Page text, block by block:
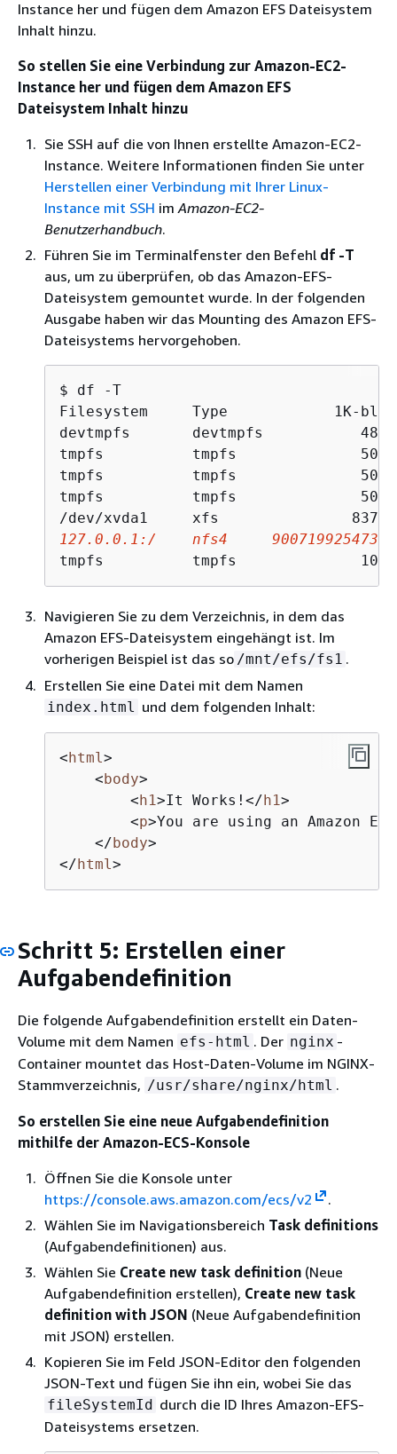
Instance her und fügen dem Amazon EFS Dateisystem
Inhalt hinzu.
So stellen Sie eine Verbindung zur Amazon-EC2-
Instance her und fügen dem Amazon EFS
Dateisystem Inhalt hinzu
Sie SSH auf die von Ihnen erstellte Amazon-EC2-
Instance. Weitere Informationen finden Sie unter
Herstellen einer Verbindung mit Ihrer Linux-
Instance mit SSH imAmazon-EC2-
Benutzerhandbuch.
Führen Sie im Terminalfenster den Befehl df -T
aus, um zu überprüfen, ob das Amazon-EFS-
Dateisystem gemountet wurde. In der folgenden
Ausgabe haben wir das Mounting des Amazon EFS-
Dateisystems hervorgehoben.
$ df -T
Filesystem     Type            1K-
devtmpfs       devtmpfs
tmpfs          tmpfs
tmpfs          tmpfs
tmpfs          tmpfs
127.0.0.1:/    nfs4
tmpfs          tmpfs
Navigieren Sie zu dem Verzeichnis, in dem das
Amazon EFS-Dateisystem eingehängt ist. Im
vorherigen Beispiel ist das so /mnt/efs/fs1 .
Erstellen Sie eine Datei mit dem Namen
index.html und dem folgenden Inhalt:
<html>
    <
body>
        <
h1>It Works!</h1>
        <
p>You are using an Amazon
    </
body>
</html>
Schritt 5: Erstellen einer
Aufgabendefinition
Die folgende Aufgabendefinition erstellt ein Daten-
Volume mit dem Namen efs-html . Der nginx -
Container mountet das Host-Daten-Volume im NGINX-
Stammverzeichnis, /usr/share/nginx/html .
So erstellen Sie eine neue Aufgabendefinition
mithilfe der Amazon-ECS-Konsole
Öffnen Sie die Konsole unter
https://console.aws.amazon.com/ecs/v2
.
Wählen Sie im Navigationsbereich Task definitions
(Aufgabendefinitionen) aus.
Wählen Sie Create new task definition (Neue
Aufgabendefinition erstellen), Create new task
definition with JSON (Neue Aufgabendefinition
mit JSON) erstellen.
Kopieren Sie im Feld JSON-Editor den folgenden
JSON-Text und fügen Sie ihn ein, wobei Sie das
fileSystemId durch die ID Ihres Amazon-EFS-
Dateisystems ersetzen.